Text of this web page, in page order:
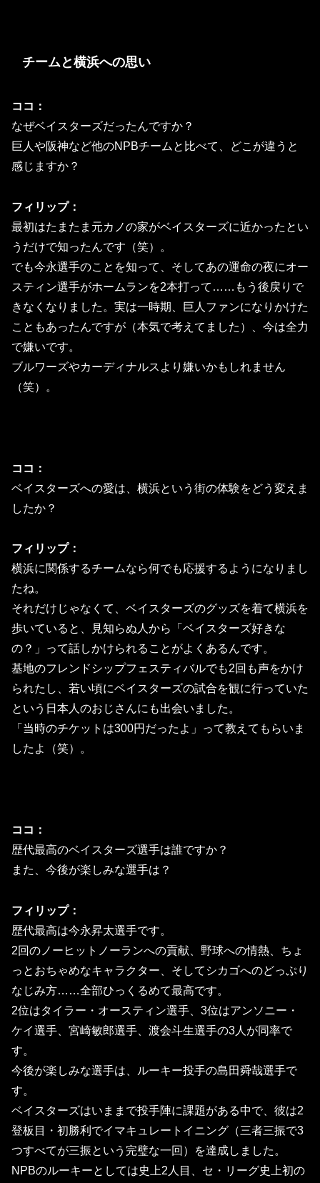
チームと横浜への思い
ココ：
なぜベイスターズだったんですか？
巨人や阪神など他のNPBチームと比べて、どこが違うと
感じますか？
フィリップ：
最初はたまたま元カノの家がベイスターズに近かったとい
うだけで知ったんです（笑）。
でも今永選手のことを知って、そしてあの運命の夜にオー
スティン選手がホームランを2本打って……もう後戻りで
きなくなりました。実は一時期、巨人ファンになりかけた
こともあったんですが（本気で考えてました）、今は全力
で嫌いです。
ブルワーズやカーディナルスより嫌いかもしれません
（笑）。
ココ：
ベイスターズへの愛は、横浜という街の体験をどう変えま
したか？
フィリップ：
横浜に関係するチームなら何でも応援するようになりまし
たね。
それだけじゃなくて、ベイスターズのグッズを着て横浜を
歩いていると、見知らぬ人から「ベイスターズ好きな
の？」って話しかけられることがよくあるんです。
基地のフレンドシップフェスティバルでも2回も声をかけ
られたし、若い頃にベイスターズの試合を観に行っていた
という日本人のおじさんにも出会いました。
「当時のチケットは300円だったよ」って教えてもらいま
したよ（笑）。
ココ：
歴代最高のベイスターズ選手は誰ですか？
また、今後が楽しみな選手は？
フィリップ：
歴代最高は今永昇太選手です。
2回のノーヒットノーランへの貢献、野球への情熱、ちょ
っとおちゃめなキャラクター、そしてシカゴへのどっぷり
なじみ方……全部ひっくるめて最高です。
2位はタイラー・オースティン選手、3位はアンソニー・
ケイ選手、宮崎敏郎選手、渡会斗生選手の3人が同率で
す。
今後が楽しみな選手は、ルーキー投手の島田舜哉選手で
す。
ベイスターズはいままで投手陣に課題がある中で、彼は2
登板目・初勝利でイマキュレートイニング（三者三振で3
つすべてが三振という完璧な一回）を達成しました。
NPBのルーキーとしては史上2人目、セ・リーグ史上初の